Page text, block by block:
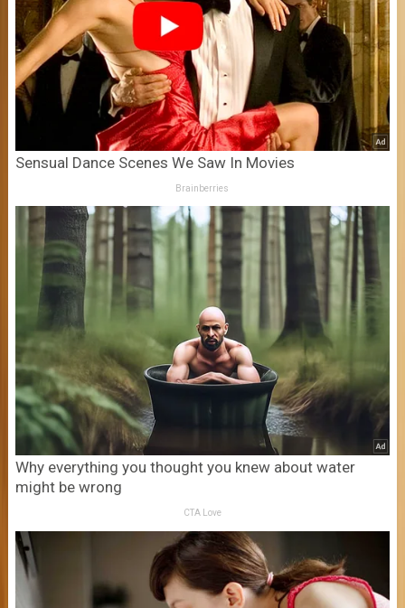
Sensual Dance Scenes We Saw In Movies
Brainberries
Why everything you thought you knew about water
might be wrong
CTA Love